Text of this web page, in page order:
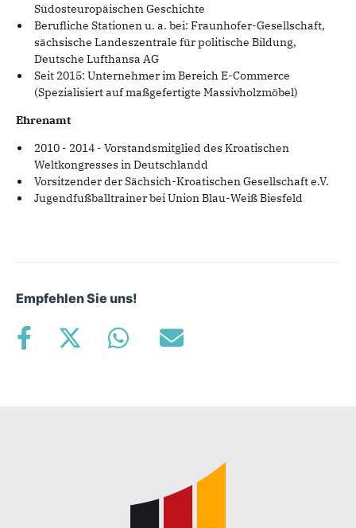
Südosteuropäischen Geschichte
Berufliche Stationen u. a. bei: Fraunhofer-Gesellschaft,
sächsische Landeszentrale für politische Bildung,
Deutsche Lufthansa AG
Seit 2015: Unternehmer im Bereich E-Commerce
(Spezialisiert auf maßgefertigte Massivholzmöbel)
Ehrenamt
2010 - 2014 - Vorstandsmitglied des Kroatischen
Weltkongresses in Deutschlandd
Vorsitzender der Sächsich-Kroatischen Gesellschaft e.V.
Jugendfußballtrainer bei Union Blau-Weiß Biesfeld
Empfehlen Sie uns!